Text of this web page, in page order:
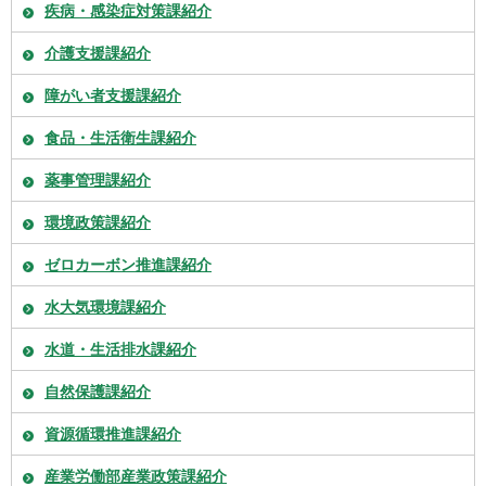
疾病・感染症対策課紹介
介護支援課紹介
障がい者支援課紹介
食品・生活衛生課紹介
薬事管理課紹介
環境政策課紹介
ゼロカーボン推進課紹介
水大気環境課紹介
水道・生活排水課紹介
自然保護課紹介
資源循環推進課紹介
産業労働部産業政策課紹介